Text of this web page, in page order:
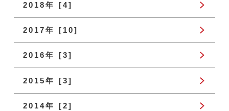
2018年 [4]
2017年 [10]
2016年 [3]
2015年 [3]
2014年 [2]